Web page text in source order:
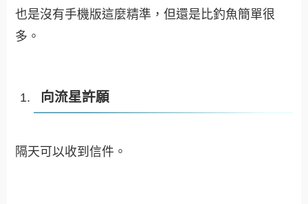
也是沒有手機版這麼精準，但還是比釣魚簡單很
多。
向流星許願
隔天可以收到信件 。